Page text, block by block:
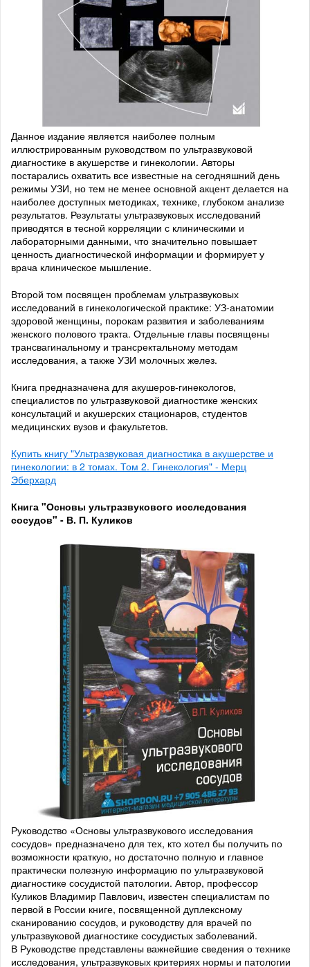
Данное издание является наиболее полным
иллюстрированным руководством по ультразвуковой
диагностике в акушерстве и гинекологии. Авторы
постарались охватить все известные на сегодняшний день
режимы УЗИ, но тем не менее основной акцент делается на
наиболее доступных методиках, технике, глубоком анализе
результатов. Результаты ультразвуковых исследований
приводятся в тесной корреляции с клиническими и
лабораторными данными, что значительно повышает
ценность диагностической информации и формирует у
врача клиническое мышление.
Второй том посвящен проблемам ультразвуковых
исследований в гинекологической практике: УЗ-анатомии
здоровой женщины, порокам развития и заболеваниям
женского полового тракта. Отдельные главы посвящены
трансвагинальному и трансректальному методам
исследования, а также УЗИ молочных желез.
Книга предназначена для акушеров-гинекологов,
специалистов по ультразвуковой диагностике женских
консультаций и акушерских стационаров, студентов
медицинских вузов и факультетов.
Купить книгу "Ультразвуковая диагностика в акушерстве и
гинекологии: в 2 томах. Том 2. Гинекология" - Мерц
Эберхард
Книга "Основы ультразвукового исследования
сосудов" - В. П. Куликов
Руководство «Основы ультразвукового исследования
сосудов» предназначено для тех, кто хотел бы получить по
возможности краткую, но достаточно полную и главное
практически полезную информацию по ультразвуковой
диагностике сосудистой патологии. Автор, профессор
Куликов Владимир Павлович, известен специалистам по
первой в России книге, посвященной дуплексному
сканированию сосудов, и руководству для врачей по
ультразвуковой диагностике сосудистых заболеваний.
В Руководстве представлены важнейшие сведения о технике
исследования, ультразвуковых критериях нормы и патологии